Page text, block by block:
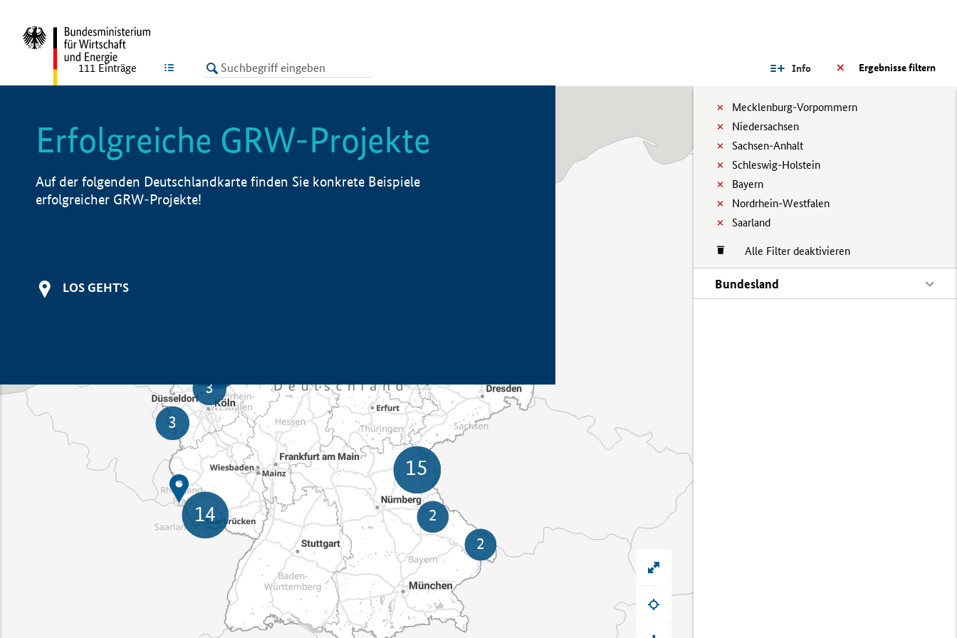
LISTE Ergebnisse filtern
Info
Mecklenburg-Vorpommern
Niedersachsen
Sachsen-Anhalt
Schleswig-Holstein
Bayern
Nordrhein-Westfalen
Saarland
Alle Filter deaktivieren
Bundesland
111 Einträge
Erfolgreiche GRW-Projekte
Auf der folgenden Deutschlandkarte finden Sie konkrete Beispiele
erfolgreicher GRW-Projekte!
LOS GEHT'S